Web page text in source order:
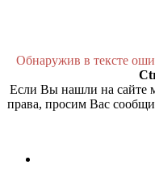
Обнаружив в тексте
Если Вы нашли на сайте
права, просим Вас